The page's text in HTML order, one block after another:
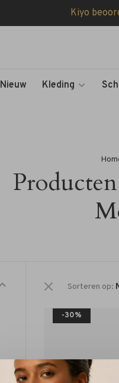
Kiyo
Nieuw Kleding
Sorteren op:
-30%